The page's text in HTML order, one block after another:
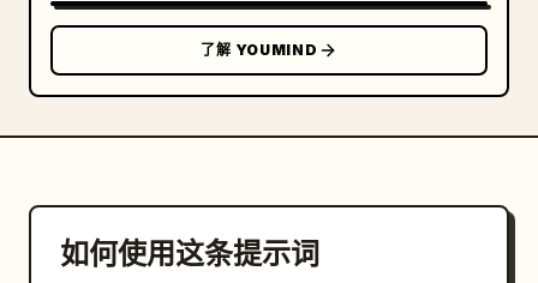
了解 YOUMIND
如何使用这条提示词